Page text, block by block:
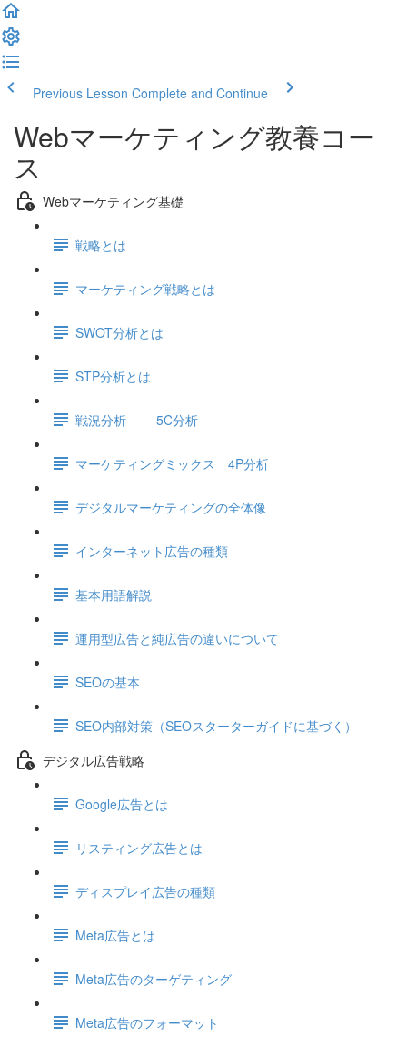
Previous Lesson Complete and Continue
Webマーケティング教養コー
ス
Webマーケティング基礎
戦略とは
マーケティング戦略とは
SWOT分析とは
STP分析とは
戦況分析 - 5C分析
マーケティングミックス 4P分析
デジタルマーケティングの全体像
インターネット広告の種類
基本用語解説
運用型広告と純広告の違いについて
SEOの基本
SEO内部対策（SEOスターターガイドに基づく）
デジタル広告戦略
Google広告とは
リスティング広告とは
ディスプレイ広告の種類
Meta広告とは
Meta広告のターゲティング
Meta広告のフォーマット